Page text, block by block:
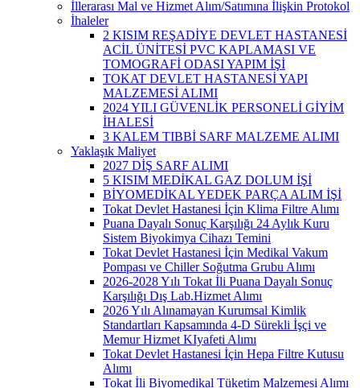
İllerarası Mal ve Hizmet Alım/Satımına İlişkin Protokol
İhaleler
2 KISIM REŞADİYE DEVLET HASTANESİ
ACİL ÜNİTESİ PVC KAPLAMASI VE
TOMOGRAFİ ODASI YAPIM İŞİ
TOKAT DEVLET HASTANESİ YAPI
MALZEMESİ ALIMI
2024 YILI GÜVENLİK PERSONELİ GİYİM
İHALESİ
3 KALEM TIBBİ SARF MALZEME ALIMI
Yaklaşık Maliyet
2027 DİŞ SARF ALIMI
5 KISIM MEDİKAL GAZ DOLUM İŞİ
BİYOMEDİKAL YEDEK PARÇA ALIM İŞİ
Tokat Devlet Hastanesi İçin Klima Filtre Alımı
Puana Dayalı Sonuç Karşılığı 24 Aylık Kuru
Sistem Biyokimya Cihazı Temini
Tokat Devlet Hastanesi İçin Medikal Vakum
Pompası ve Chiller Soğutma Grubu Alımı
2026-2028 Yılı Tokat İli Puana Dayalı Sonuç
Karşılığı Dış Lab.Hizmet Alımı
2026 Yılı Alınamayan Kurumsal Kimlik
Standartları Kapsamında 4-D Sürekli İşçi ve
Memur Hizmet KIyafeti Alımı
Tokat Devlet Hastanesi İçin Hepa Filtre Kutusu
Alımı
Tokat İli Biyomedikal Tüketim Malzemesi Alımı